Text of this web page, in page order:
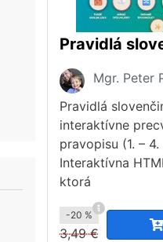
Mgr. Peter
Pravidlá
interaktívne
pravopisu (1. –
Interaktívna
ktorá
-20 %
3,49 €